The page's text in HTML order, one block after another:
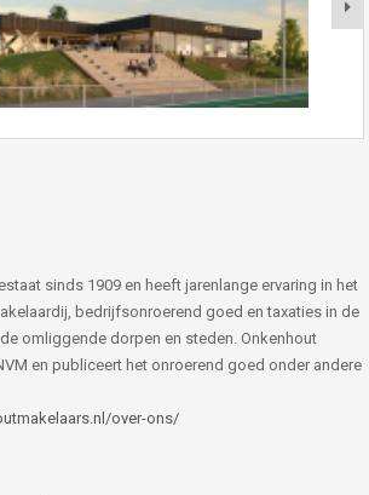
sinds 1909 en heeft jarenlange ervaring in het
bedrijfsonroerend goed en taxaties in de
omliggende dorpen en steden. Onkenhout
en publiceert het onroerend goed onder andere
over-ons/